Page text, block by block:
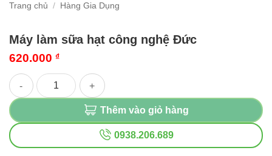
Trang chủ / Hàng Gia Dụng
Máy làm sữa hạt công nghệ Đức
620.000 ₫
Máy làm sữa hạt công nghệ Đức số lượng
Thêm vào giỏ hàng
0938.206.689